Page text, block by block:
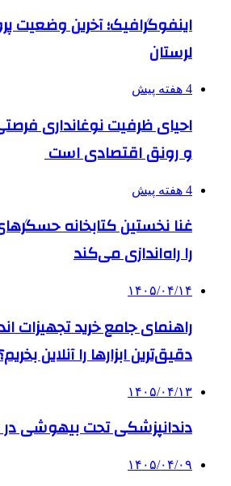
اینفوگرافیک؛ آخرین وضعیت
لرستان
4 هفته پیش
احیای ظرفیت نوغانداری
و رونق اقتصادی است
4 هفته پیش
غنا نخستین کتابخانه
را راه‌اندازی می‌کند
۱۴۰۵/۰۴/۱۴
راهنمای جامع خرید تجهیزات
دقیق‌ترین ابزارها را آنلاین
۱۴۰۵/۰۴/۱۳
دندانپزشکی تحت بیهوشی
۱۴۰۵/۰۴/۰۹